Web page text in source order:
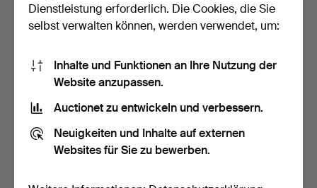
COLLIER, VERGOLDETE
PERL…
TÜRKIS,
MUSCHELKERNPERLE…
1 Tag
Dienstleistung erforderlich. Die Cookies, die Sie
selbst verwalten können, werden verwendet, um:
Inhalte und Funktionen an Ihre Nutzung der
Website anzupassen.
Auctionet zu entwickeln und verbessern.
Neuigkeiten und Inhalte auf externen
Websites für Sie zu bewerben.